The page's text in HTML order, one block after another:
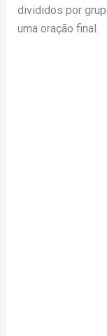
divididos por
uma oração final.